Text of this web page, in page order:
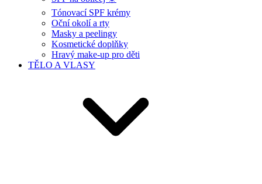
Tónovací SPF krémy
Oční okolí a rty
Masky a peelingy
Kosmetické doplňky
Hravý make-up pro děti
TĚLO A VLASY